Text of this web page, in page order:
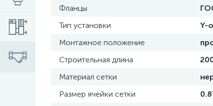
Фланцы
Тип установки
Y-
Монтажное положение
Cтроительная длина
Материал сетки
Размер ячейки сетки